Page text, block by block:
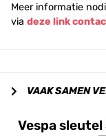
Meer informatie
via deze link
VAAK SAMEN
Vespa